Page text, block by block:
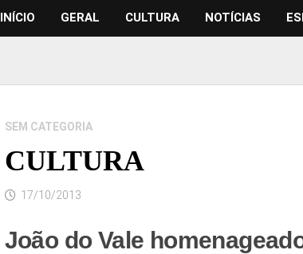
INÍCIO GERAL CULTURA NOTÍCIAS
SEM CATEGORIA
CULTURA
17/10/2013
João do Vale